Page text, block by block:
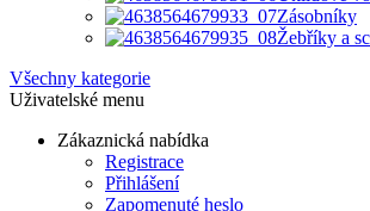
Zásobníky
Žebříky a
Všechny kategorie
Uživatelské menu
Zákaznická nabídka
Registrace
Přihlášení
Zapomenuté heslo